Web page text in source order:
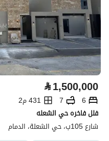
⃁1,500,000
6
7
431 م2
فلل فاخره حي الشعله
شارع 105ب، حي الشعلة، الدمام